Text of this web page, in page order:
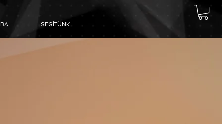
SEGÍTÜNK